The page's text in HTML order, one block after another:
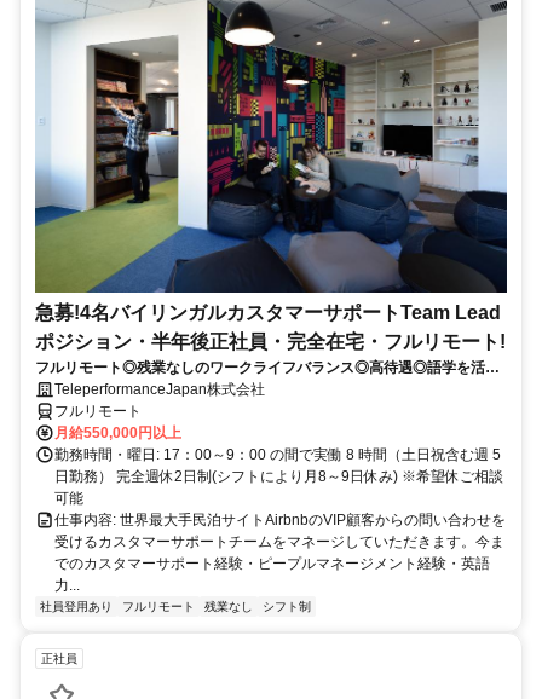
急募!4名バイリンガルカスタマーサポートTeam Lead
ポジション・半年後正社員・完全在宅・フルリモート!
フルリモート◎残業なしのワークライフバランス◎高待遇◎語学を活か
して将来キャリア有望
TeleperformanceJapan株式会社
フルリモート
月給550,000円以上
勤務時間・曜日: 17：00～9：00 の間で実働 8 時間（土日祝含む週 5
日勤務） 完全週休2日制(シフトにより月8～9日休み) ※希望休ご相談
可能
仕事内容: 世界最大手民泊サイトAirbnbのVIP顧客からの問い合わせを
受けるカスタマーサポートチームをマネージしていただきます。今ま
でのカスタマーサポート経験・ピープルマネージメント経験・英語
力...
社員登用あり フルリモート 残業なし シフト制
正社員